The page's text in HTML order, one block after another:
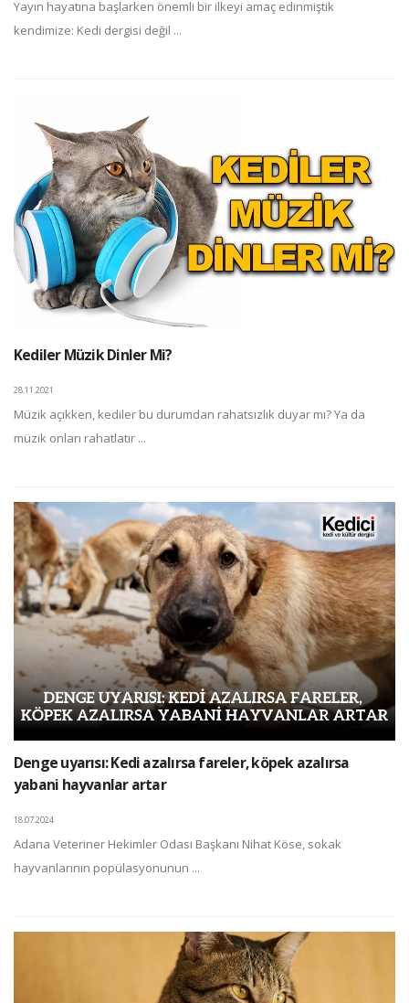
Yayın hayatına başlarken önemli bir ilkeyi amaç edinmiştik
kendimize: Kedi dergisi değil ...
Kediler Müzik Dinler Mi?
28.11.2021
Müzik açıkken, kediler bu durumdan rahatsızlık duyar mı? Ya da
müzik onları rahatlatır ...
Denge uyarısı: Kedi azalırsa fareler, köpek azalırsa
yabani hayvanlar artar
18.07.2024
Adana Veteriner Hekimler Odası Başkanı Nihat Köse, sokak
hayvanlarının popülasyonunun ...